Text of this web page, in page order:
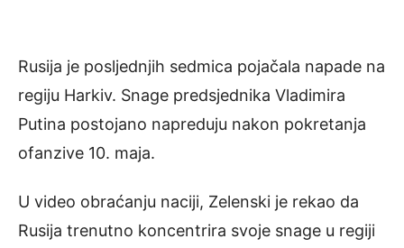
Rusija je posljednjih sedmica pojačala napade na
regiju Harkiv. Snage predsjednika Vladimira
Putina postojano napreduju nakon pokretanja
ofanzive 10. maja.
U video obraćanju naciji, Zelenski je rekao da
Rusija trenutno koncentrira svoje snage u regiji